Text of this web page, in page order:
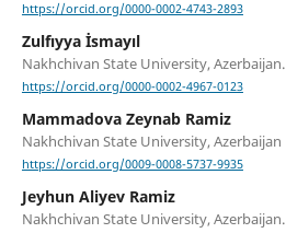
https://orcid.org/0000-0002-4743-2893
Zulfıyya İsmayıl
Nakhchivan State University, Azerbaijan.
https://orcid.org/0000-0002-4967-0123
Mammadova Zeynab Ramiz
Nakhchivan State University, Azerbaijan
https://orcid.org/0009-0008-5737-9935
Jeyhun Aliyev Ramiz
Nakhchivan State University, Azerbaijan.